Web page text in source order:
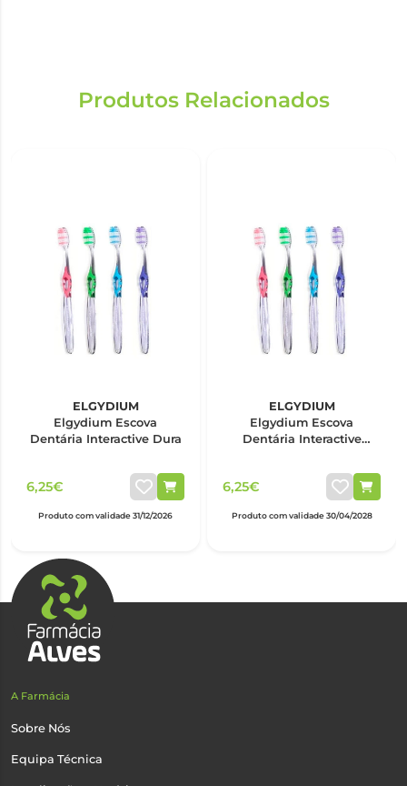
Produtos Relacionados
ELGYDIUM
Elgydium Escova
Dentária Interactive Dura
6,25€
Produto com validade 31/12/2026
ELGYDIUM
Elgydium Escova
Dentária Interactive
6,25€
Produto com validade 30/04/2028
A Farmácia
Sobre Nós
Equipa Técnica